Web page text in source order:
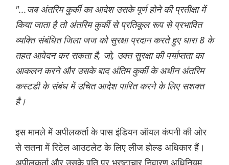
"...जब अंतरिम कुर्की का आदेश उसके पूर्ण होने की प्रतीक्षा में
किया जाता है तो अंतरिम कुर्की से प्रतिकूल रूप से प्रभावित
व्यक्ति संबंधित जिला जज को सुरक्षा प्रदान करते हुए धारा 8 के
तहत आवेदन कर सकता है, जो, उक्त सुरक्षा की पर्याप्तता का
आकलन करने और उसके बाद अंतिम कुर्की के अधीन अंतरिम
कस्टडी के संबंध में उचित आदेश पारित करने के लिए सशक्त
है।
इस मामले में अपीलकर्ता के पास इंडियन ऑयल कंपनी की ओर
से सतना में रिटेल आउटलेट के लिए लीज होल्ड अधिकार हैं।